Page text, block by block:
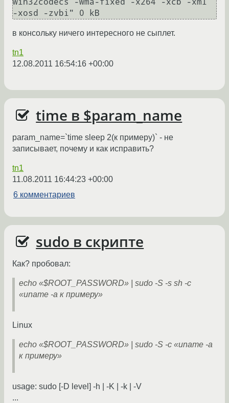
-xosd -zvbi" 0 kB
в консольку ничего интересного не сыплет.
tn1
12.08.2011 16:54:16 +00:00
time в $param_name
param_name=`time sleep 2(к примеру)` - не
записывает, почему и как исправить?
tn1
11.08.2011 16:44:23 +00:00
6 комментариев
sudo в скрипте
Как? пробовал:
echo «$ROOT_PASSWORD» | sudo -S -s sh -c
«uname -a к примеру»
Linux
echo «$ROOT_PASSWORD» | sudo -S -c «uname -a
к примеру»
usage: sudo [-D level] -h | -K | -k | -V
...